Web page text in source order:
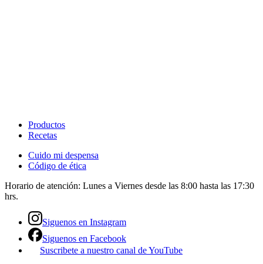
Productos
Recetas
Cuido mi despensa
Código de ética
Horario de atención: Lunes a Viernes desde las 8:00 hasta las 17:30
hrs.
Siguenos en Instagram
Siguenos en Facebook
Suscribete a nuestro canal de YouTube